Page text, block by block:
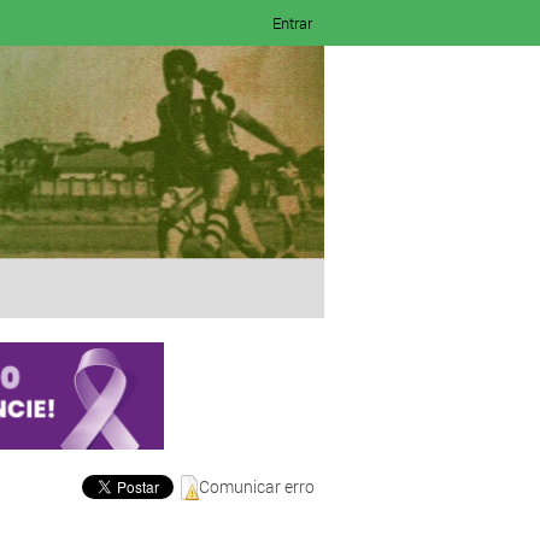
Entrar
Comunicar erro